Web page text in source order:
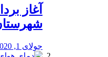
آغاز
جولای 1, 2020